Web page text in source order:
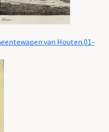
van Houten.01-